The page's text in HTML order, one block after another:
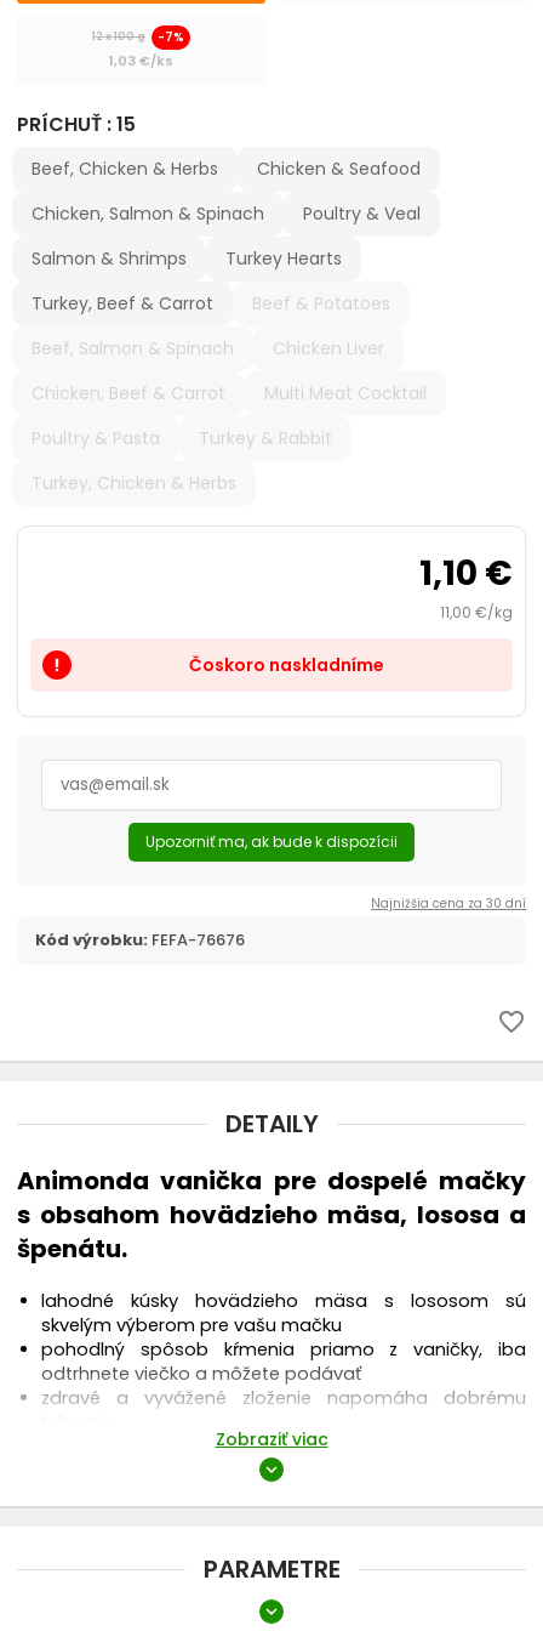
Cestovanie s mačkou
12 x 100 g -7%
1,03 €/ks
PRÍCHUŤ : 15
Beef, Chicken & Herbs
Chicken & Seafood
Chicken, Salmon & Spinach
Poultry & Veal
Salmon & Shrimps
Turkey Hearts
Turkey, Beef & Carrot
Beef & Potatoes
Beef, Salmon & Spinach
Chicken Liver
Chicken, Beef & Carrot
Multi Meat Cocktail
Poultry & Pasta
Turkey & Rabbit
Turkey, Chicken & Herbs
1,10 €
11,00 €/kg
priority_high Čoskoro naskladníme
Upozorniť ma, ak bude k dispozícii
Najnižšia cena za 30 dní
Kód výrobku: FEFA-76676
favorite_border
DETAILY
Animonda vanička pre dospelé mačky
s obsahom hovädzieho mäsa, lososa a
špenátu.
lahodné kúsky hovädzieho mäsa s lososom sú
skvelým výberom pre vašu mačku
pohodlný spôsob kŕmenia priamo z vaničky, iba
odtrhnete viečko a môžete podávať
zdravé a vyvážené zloženie napomáha dobrému
obsahuje vitamíny a taurín pre zdravý zrak a podporu
hovädzie, kuracie, morčacie, bravčové mäso), ryby a
vedľajšie rybie produkty (4 % filet z lososa), zelenina
Zobraziť viac
expand_more
PARAMETRE
expand_more